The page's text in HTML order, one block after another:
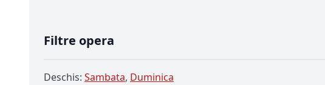
Filtre opera
Deschis: Sambata, Duminica